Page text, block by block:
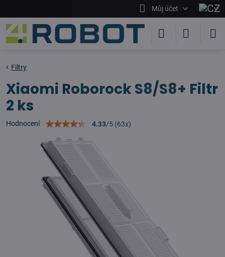
Můj účet
Filtry
Xiaomi Roborock S8/S8+ Filtr
2 ks
Hodnocení 4.33/5 (63x)